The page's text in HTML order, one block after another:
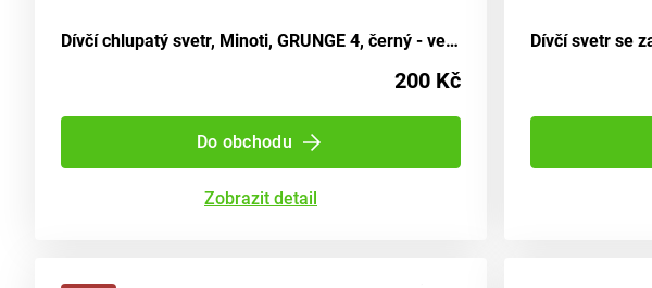
Dívčí chlupatý svetr, Minoti, GRUNGE 4, černý - velikost 98/104 | pro věk 3/4 let
200 Kč
Do obchodu
Zobrazit detail